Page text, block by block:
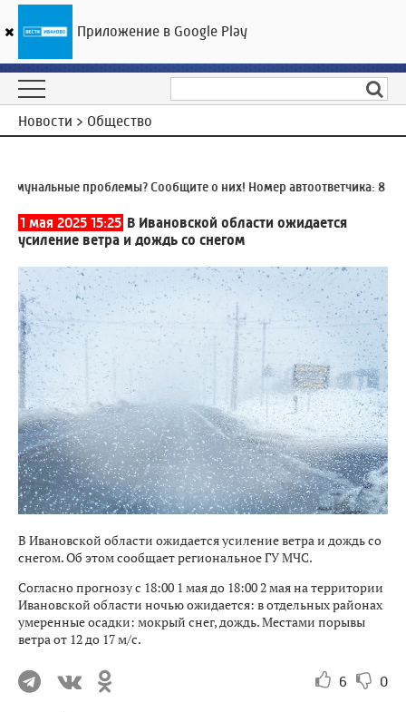
ГТРК «Ивтелерадио»
Новости > Общество
проблемы? Сообщите о них! Номер автоответчика:8
1 мая 2025 15:25 В Ивановской области ожидается
усиление ветра и дождь со снегом
В Ивановской области ожидается усиление ветра и дождь со
снегом. Об этом сообщает региональное ГУ МЧС.
Согласно прогнозу с 18:00 1 мая до 18:00 2 мая на территории
Ивановской области ночью ожидается: в отдельных районах
умеренные осадки: мокрый снег, дождь. Местами порывы
ветра от 12 до 17 м/с.
6 0
Приложение в Google Play